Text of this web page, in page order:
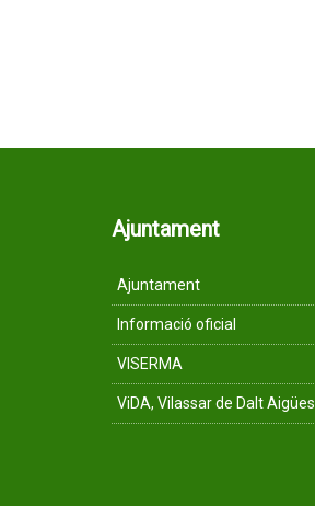
Ajuntament
Ajuntament
Informació oficial
VISERMA
ViDA, Vilassar de Dalt Aigües